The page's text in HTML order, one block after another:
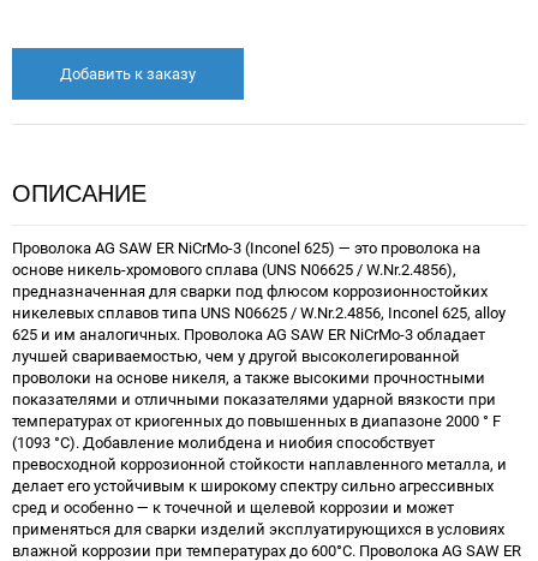
Добавить к заказу
ОПИСАНИЕ
Проволока AG SAW ER NiCrMo-3 (Inconel 625) — это проволока на
основе никель-хромового сплава (UNS N06625 / W.Nr.2.4856),
предназначенная для сварки под флюсом коррозионностойких
никелевых сплавов типа UNS N06625 / W.Nr.2.4856, Inconel 625, alloy
625 и им аналогичных. Проволока AG SAW ER NiCrMo-3 обладает
лучшей свариваемостью, чем у другой высоколегированной
проволоки на основе никеля, а также высокими прочностными
показателями и отличными показателями ударной вязкости при
температурах от криогенных до повышенных в диапазоне 2000 ° F
(1093 °C). Добавление молибдена и ниобия способствует
превосходной коррозионной стойкости наплавленного металла, и
делает его устойчивым к широкому спектру сильно агрессивных
сред и особенно — к точечной и щелевой коррозии и может
применяться для сварки изделий эксплуатирующихся в условиях
влажной коррозии при температурах до 600°C. Проволока AG SAW ER